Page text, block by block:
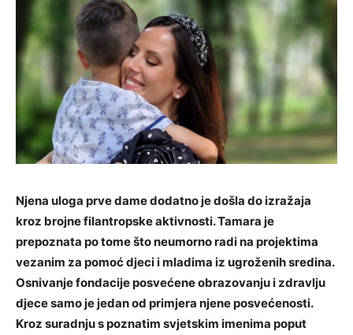
Njena uloga prve dame dodatno je došla do izražaja
kroz brojne filantropske aktivnosti. Tamara je
prepoznata po tome što neumorno radi na projektima
vezanim za pomoć djeci i mladima iz ugroženih sredina.
Osnivanje fondacije posvećene obrazovanju i zdravlju
djece samo je jedan od primjera njene posvećenosti.
Kroz suradnju s poznatim svjetskim imenima poput